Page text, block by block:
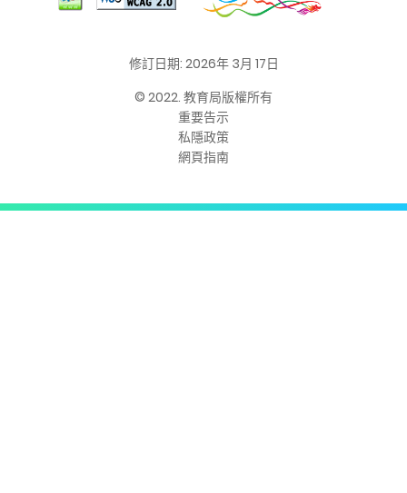
修訂日期: 2026年 3月 17日
© 2022. 教育局版權所有
重要告示
私隱政策
網頁指南